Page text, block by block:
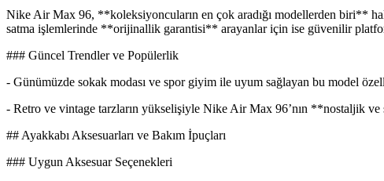
Nike Air Max 96, **koleksiyoncuların en çok aradığı modellerden biri**
satma işlemlerinde **orijinallik garantisi** arayanlar için ise güvenilir
### Güncel Trendler ve Popülerlik
- Günümüzde sokak modası ve spor giyim ile uyum sağlayan bu model
- Retro ve vintage tarzların yükselişiyle Nike Air Max 96’nın **nostaljik ve
## Ayakkabı Aksesuarları ve Bakım İpuçları
### Uygun Aksesuar Seçenekleri